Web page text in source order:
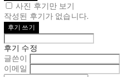
사진 후기만 보기
작성된 후기가 없습니다.
후기 쓰기
후기 수정
글쓴이
이메일